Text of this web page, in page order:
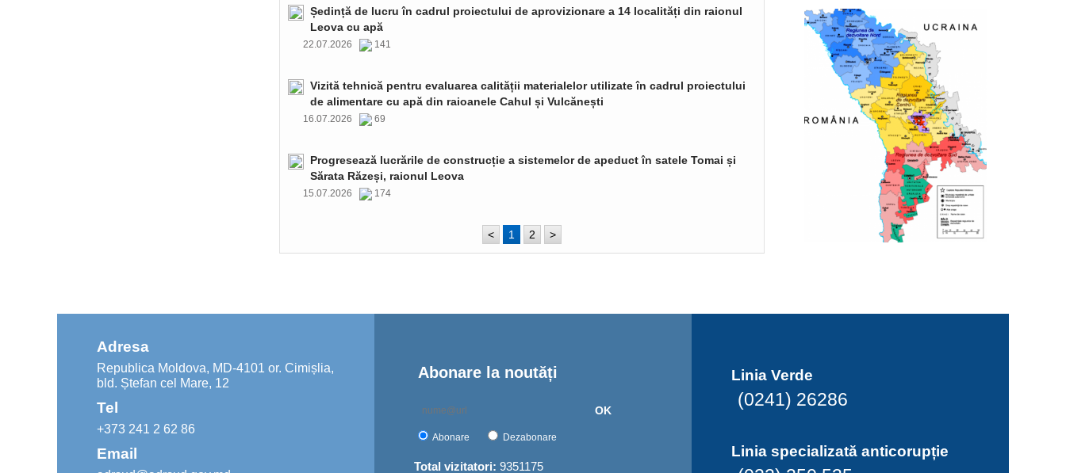
Ședință de lucru în cadrul proiectului de aprovizionare a 14 localități din raionul
Leova cu apă
22.07.2026 141
Vizită tehnică pentru evaluarea calității materialelor utilizate în cadrul proiectului
de alimentare cu apă din raioanele Cahul și Vulcănești
16.07.2026 69
Progresează lucrările de construcție a sistemelor de apeduct în satele Tomai și
Sărata Răzeși, raionul Leova
15.07.2026 174
< 1 2 >
Adresa
Republica Moldova, MD-4101 or. Cimișlia,
bld. Ștefan cel Mare, 12
Tel
+373 241 2 62 86
Email
Abonare la noutăți
OK
Abonare Dezabonare
Total vizitatori: 9351175
Linia Verde
(0241) 26286
Linia specializată anticorupție